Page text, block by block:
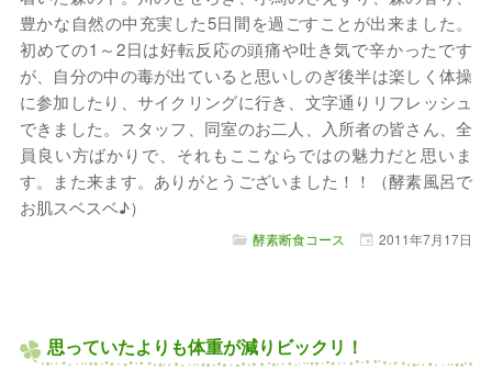
豊かな自然の中充実した5日間を過ごすことが出来ました。
初めての1～2日は好転反応の頭痛や吐き気で辛かったです
が、自分の中の毒が出ていると思いしのぎ後半は楽しく体操
に参加したり、サイクリングに行き、文字通りリフレッシュ
できました。スタッフ、同室のお二人、入所者の皆さん、全
員良い方ばかりで、それもここならではの魅力だと思いま
す。また来ます。ありがとうございました！！（酵素風呂で
お肌スベスベ♪）
酵素断食コース 2011年7月17日
思っていたよりも体重が減りビックリ！